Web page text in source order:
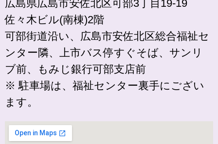
広島県広島市安佐北区可部3丁目19-19
佐々木ビル(南棟)2階
可部街道沿い、広島市安佐北区総合福祉セ
ンター隣、上市バス停すぐそば、サンリ
ブ前、もみじ銀行可部支店前
※ 駐車場は、福祉センター裏手にござい
ます。